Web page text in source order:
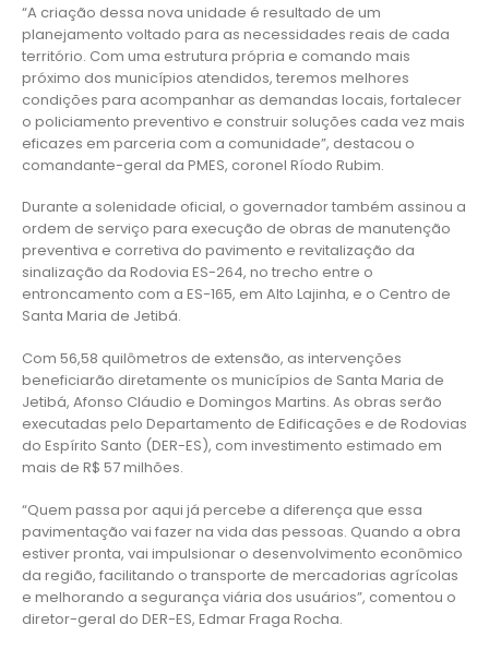
“A criação dessa nova unidade é resultado de um
planejamento voltado para as necessidades reais de cada
território. Com uma estrutura própria e comando mais
próximo dos municípios atendidos, teremos melhores
condições para acompanhar as demandas locais, fortalecer
o policiamento preventivo e construir soluções cada vez mais
eficazes em parceria com a comunidade”, destacou o
comandante-geral da PMES, coronel Ríodo Rubim.
Durante a solenidade oficial, o governador também assinou a
ordem de serviço para execução de obras de manutenção
preventiva e corretiva do pavimento e revitalização da
sinalização da Rodovia ES-264, no trecho entre o
entroncamento com a ES-165, em Alto Lajinha, e o Centro de
Santa Maria de Jetibá.
Com 56,58 quilômetros de extensão, as intervenções
beneficiarão diretamente os municípios de Santa Maria de
Jetibá, Afonso Cláudio e Domingos Martins. As obras serão
executadas pelo Departamento de Edificações e de Rodovias
do Espírito Santo (DER-ES), com investimento estimado em
mais de R$ 57 milhões.
“Quem passa por aqui já percebe a diferença que essa
pavimentação vai fazer na vida das pessoas. Quando a obra
estiver pronta, vai impulsionar o desenvolvimento econômico
da região, facilitando o transporte de mercadorias agrícolas
e melhorando a segurança viária dos usuários”, comentou o
diretor-geral do DER-ES, Edmar Fraga Rocha.